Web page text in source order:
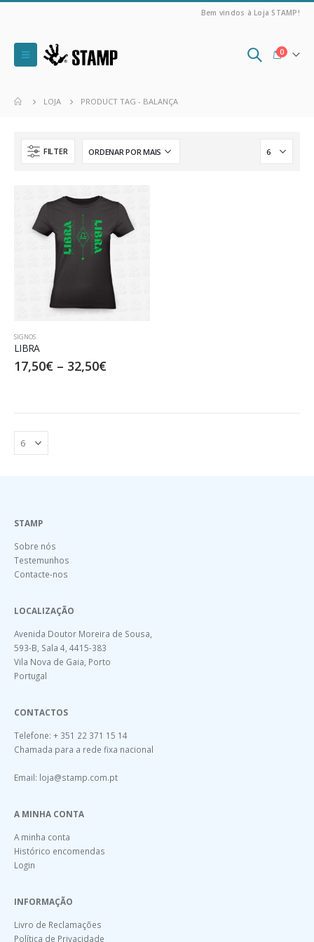
Bem vindos à Loja STAMP!
0
LOJA PRODUCT TAG - BALANÇA
FILTER
SIGNOS
LIBRA
17,50€ – 32,50€
STAMP
Sobre nós
Testemunhos
Contacte-nos
LOCALIZAÇÃO
Avenida Doutor Moreira de Sousa,
593-B, Sala 4, 4415-383
Vila Nova de Gaia, Porto
Portugal
CONTACTOS
Telefone: + 351 22 371 15 14
Chamada para a rede fixa nacional
Email: loja@stamp.com.pt
A MINHA CONTA
A minha conta
Histórico encomendas
Login
INFORMAÇÃO
Livro de Reclamações
Política de Privacidade